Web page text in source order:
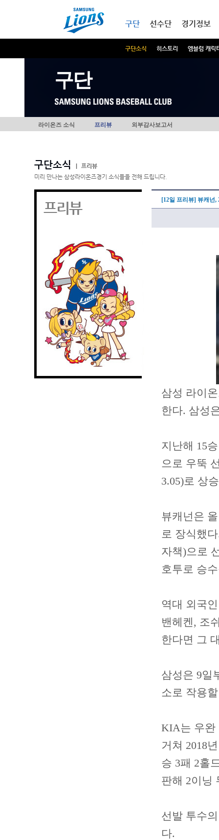
구단
구단소식 히스토리 엠블럼 캐릭
선수단 경기정보
구단
라이온즈 소식 프리뷰 외부감사보고서
구단소식
프리뷰
미리 만나는 삼성라이온즈경기 소식들을 전해 드립니다.
프리뷰 [12일 프리뷰] 뷰캐넌
삼성 라이
한다. 삼성
지난해 15
으로 우뚝
3.05)로 상
뷰캐넌은
로 장식했
자책)으로
호투로 승
역대 외국
밴헤켄, 조
한다면 그
삼성은 9일
소로 작용
KIA는 우완
거쳐 2018
승 3패 2홀
판해 2이닝
선발 투수
다.